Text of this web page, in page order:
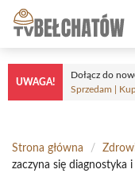
Przejdź
treści
UWAGA!
Dołącz do
Sprzedam |
Strona główna /
zaczyna się diagnostyka i